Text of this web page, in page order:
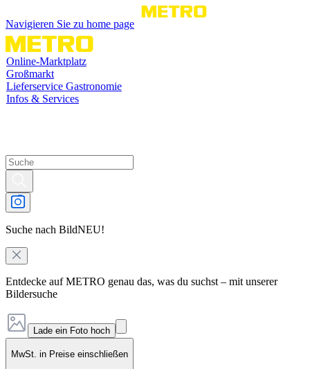
Navigieren Sie zu home page
Online-Marktplatz
Großmarkt
Lieferservice Gastronomie
Infos & Services
Suche nach BildNEU!
Entdecke auf METRO genau das, was du suchst – mit unserer
Bildersuche
Lade ein Foto hoch
MwSt. in Preise einschließen